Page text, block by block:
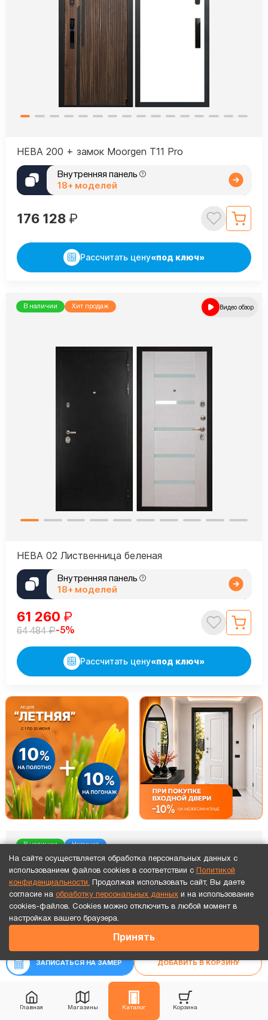
Главная Магазины Каталог Корзина
Точный расчет за 10 минут по СМС или телефону!
ЗАПИСАТЬСЯ НА ЗАМЕР ДОБАВИТЬ В КОРЗИНУ
НЕВА 200 + замок Moorgen T11 Pro
Внутренняя панель
18+ моделей
176 128 ₽
Рассчитать цену«под ключ»
В наличии Хит продаж Видео обзор
НЕВА 02 Лиственница беленая
Внутренняя панель
18+ моделей
61 260 ₽
64 484₽-5%
Рассчитать цену«под ключ»
В наличии Новинка
На сайте осуществляется обработка персональных данных с
использованием файлов cookies в соответствии с
Политикой
конфиденциальности. Продолжая использовать сайт, Вы даете
согласие на обработку персональных данных и на использование
cookies-файлов. Cookies можно отключить в любой момент в
настройках вашего браузера.
Принять